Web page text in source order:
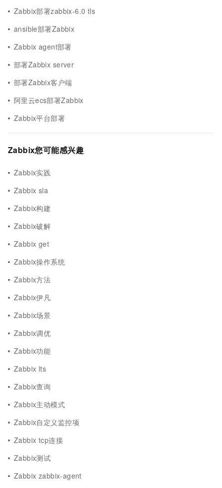
Zabbix部署zabbix-6.0 tls
ansible部署Zabbix
Zabbix agent部署
部署Zabbix server
部署Zabbix客户端
阿里云ecs部署Zabbix
Zabbix平台部署
Zabbix您可能感兴趣
Zabbix实践
Zabbix sla
Zabbix构建
Zabbix破解
Zabbix get
Zabbix操作系统
Zabbix方法
Zabbix伊凡
Zabbix场景
Zabbix调优
Zabbix功能
Zabbix lts
Zabbix查询
Zabbix主动模式
Zabbix自定义监控项
Zabbix tcp连接
Zabbix测试
Zabbix zabbix-agent